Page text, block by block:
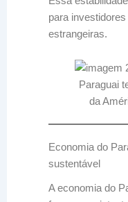
para
estrangeiras.
Paraguai
da
Economia do
sustentável
A economia do